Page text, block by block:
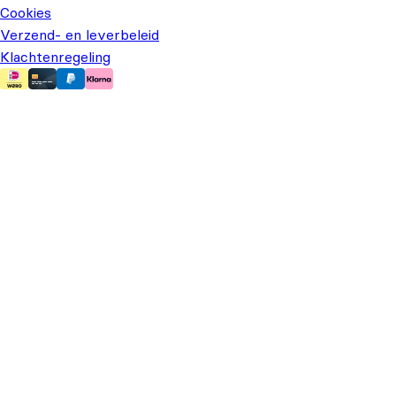
Cookies
Verzend- en leverbeleid
Klachtenregeling